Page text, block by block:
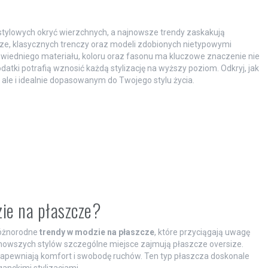
okryć wierzchnych, a najnowsze trendy zaskakują
klasycznych trenczy oraz modeli zdobionych nietypowymi
materiału, koloru oraz fasonu ma kluczowe znaczenie nie
potrafią wznosić każdą stylizację na wyższy poziom. Odkryj, jak
i idealnie dopasowanym do Twojego stylu życia.
na płaszcze?
trendy w modzie na płaszcze, które przyciągają uwagę
stylów szczególne miejsce zajmują płaszcze oversize.
komfort i swobodę ruchów. Ten typ płaszcza doskonale